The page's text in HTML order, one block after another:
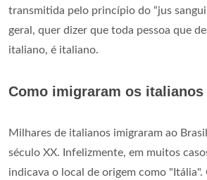
transmitida pelo princípio do “jus
geral, quer dizer que toda pessoa que
italiano, é italiano.
Como imigraram os
Milhares de italianos imigraram ao
século XX. Infelizmente, em muitos
indicava o local de origem como "Itália".